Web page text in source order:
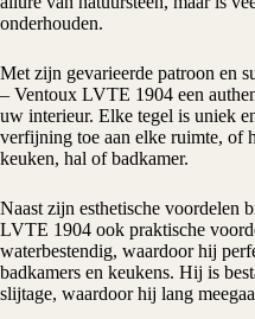
onderhouden.
Met zijn gevarieerde patroon en
– Ventoux LVTE 1904 een
uw interieur. Elke tegel is uniek
verfijning toe aan elke ruimte, of
keuken, hal of badkamer.
Naast zijn esthetische voordelen
LVTE 1904 ook praktische
waterbestendig, waardoor hij
badkamers en keukens. Hij is
slijtage, waardoor hij lang